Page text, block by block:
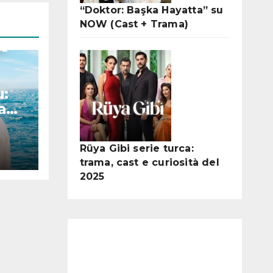
“Doktor: Başka Hayatta” su
NOW (Cast + Trama)
Rüya Gibi serie turca:
trama, cast e curiosità del
2025